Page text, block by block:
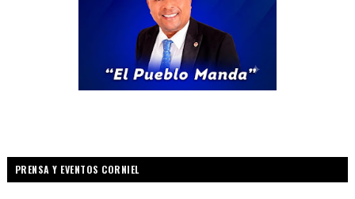
PRENSA Y EVENTOS CORNIEL